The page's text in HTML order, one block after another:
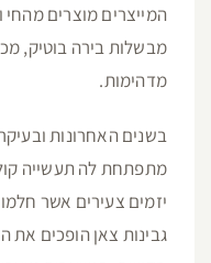
המייצרים מוצרים מהחי
מבשלות בירה בוטיק,
מדהימות.
בשנים האחרונות
מתפתחת לה תעשייה
יזמים צעירים אשר חלמו
גבינות צאן הופכים את